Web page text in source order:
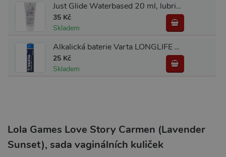
Just Glide Waterbased 20 ml, lubrikant na vodní bázi
35 Kč
Skladem
Alkalická baterie Varta LONGLIFE Power AAA (1 ks)
25 Kč
Skladem
Lola Games Love Story Carmen (Lavender
Sunset), sada vaginálních kuliček